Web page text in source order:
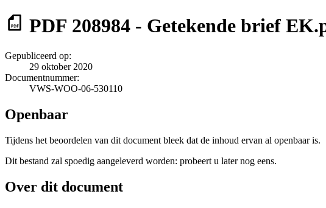
PDF 208984 - Getekende brief
Gepubliceerd op:
29 oktober 2020
Documentnummer:
VWS-WOO-06-530110
Openbaar
Tijdens het beoordelen van dit document bleek dat de inhoud ervan al openbaar is.
Dit bestand zal spoedig aangeleverd worden: probeert u later nog eens.
Over dit document